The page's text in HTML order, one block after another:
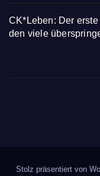
CK*Leben: Der
den viele
Stolz präsentiert von